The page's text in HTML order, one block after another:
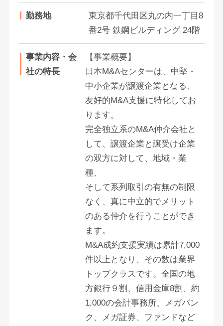
勤務地
東京都千代田区丸の内一丁目8
番2号 鉄鋼ビルディング 24階
事業内容・会
社の特長
【事業概要】
日本M&Aセンターは、中堅・
中小企業が譲渡企業となる、
友好的M&A支援に特化してお
ります。
完全独立系のM&A仲介会社と
して、譲渡企業と譲受け企業
の双方に対して、地域・業
種、
そして系列取引の有無の制限
なく、真に中立的でメリット
のある仲介を行うことができ
ます。
M&A成約支援実績は累計7,000
件以上となり、その数は業界
トップクラスです。全国の地
方銀行９割、信用金庫8割、約
1,000の会計事務所、メガバン
ク、メガ証券、ファンドなど